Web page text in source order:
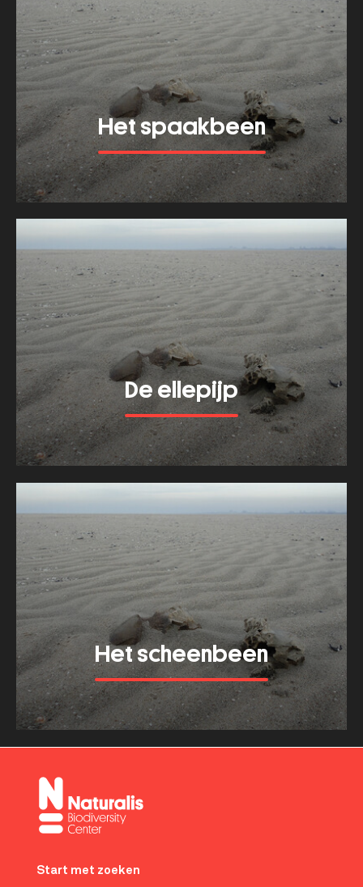
Het spaakbeen
Meer tonen
about
spaakbeen
De ellepijp
Meer tonen
about
ellepijp
Het scheenbeen
Meer tonen
about
menu
Start met zoeken